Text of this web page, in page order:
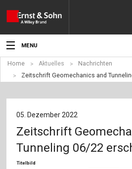
MENU
Aktuelles
Angebote
Fachgebiete
Home Aktuelles
Nachrichten
Zeitschrift Geomechanics and
05. Dezember 2022
Zeitschrift
Tunneling 06/22
Titelbild